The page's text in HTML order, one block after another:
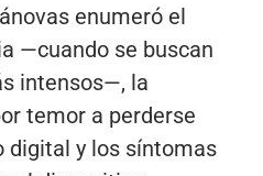
enumeró el
—cuando se buscan
intensos—, la
temor a perderse
digital y los síntomas